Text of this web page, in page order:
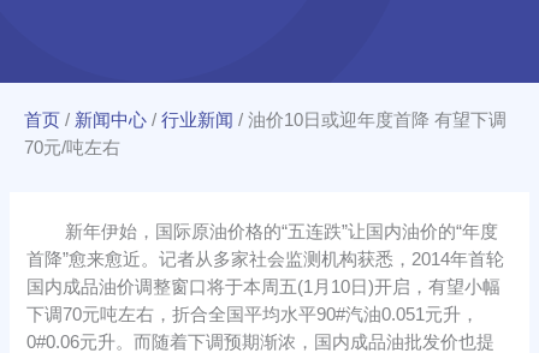
首页 / 新闻中心 / 行业新闻 / 油价10日或迎年度首降 有望下调
70元/吨左右
新年伊始，国际原油价格的“五连跌”让国内油价的“年度
首降”愈来愈近。记者从多家社会监测机构获悉，2014年首轮
国内成品油价调整窗口将于本周五(1月10日)开启，有望小幅
下调70元吨左右，折合全国平均水平90#汽油0.051元升，
0#0.06元升。而随着下调预期渐浓，国内成品油批发价也提